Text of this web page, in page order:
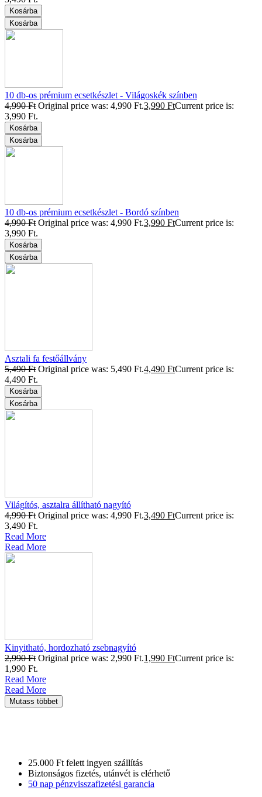
Kosárba
Kosárba
10 db-os prémium ecsetkészlet - Világoskék színben
4,990Ft Original price was: 4,990 Ft.3,990 FtCurrent price is:
3,990 Ft.
Kosárba
Kosárba
10 db-os prémium ecsetkészlet - Bordó színben
4,990Ft Original price was: 4,990 Ft.3,990 FtCurrent price is:
3,990 Ft.
Kosárba
Kosárba
Asztali fa festőállvány
5,490Ft Original price was: 5,490 Ft.4,490 FtCurrent price is:
4,490 Ft.
Kosárba
Kosárba
Világítós, asztalra állítható nagyító
4,990Ft Original price was: 4,990 Ft.3,490 FtCurrent price is:
3,490 Ft.
Read More
Read More
Kinyitható, hordozható zsebnagyító
2,990Ft Original price was: 2,990 Ft.1,990 FtCurrent price is:
1,990 Ft.
Read More
Read More
Mutass többet
25.000 Ft felett ingyen szállítás
Biztonságos fizetés, utánvét is elérhető
50 nap pénzvisszafizetési garancia